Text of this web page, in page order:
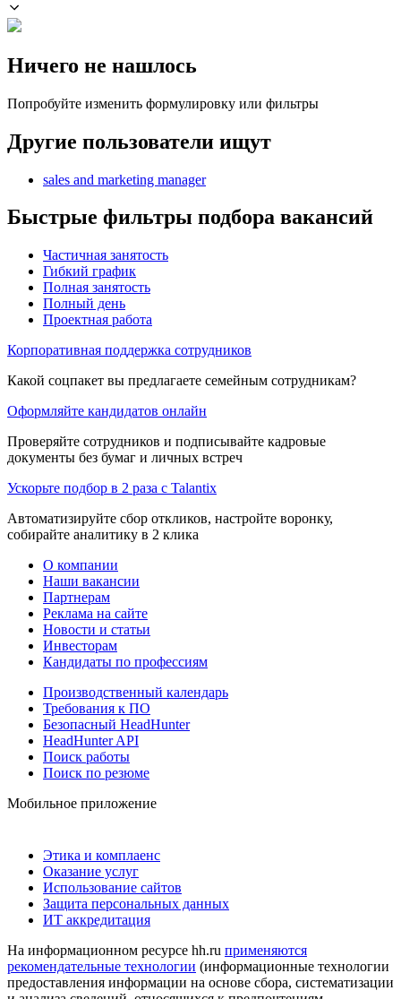
Ничего не нашлось
Попробуйте изменить формулировку или фильтры
Другие пользователи ищут
sales and marketing manager
Быстрые фильтры подбора вакансий
Частичная занятость
Гибкий график
Полная занятость
Полный день
Проектная работа
Корпоративная поддержка сотрудников
Какой соцпакет вы предлагаете семейным сотрудникам?
Оформляйте кандидатов онлайн
Проверяйте сотрудников и подписывайте кадровые
документы без бумаг и личных встреч
Ускорьте подбор в 2 раза с Talantix
Автоматизируйте сбор откликов, настройте воронку,
собирайте аналитику в 2 клика
О компании
Наши вакансии
Партнерам
Реклама на сайте
Новости и статьи
Инвесторам
Кандидаты по профессиям
Производственный календарь
Требования к ПО
Безопасный HeadHunter
HeadHunter API
Поиск работы
Поиск по резюме
Мобильное приложение
Этика и комплаенс
Оказание услуг
Использование сайтов
Защита персональных данных
ИТ аккредитация
На информационном ресурсе hh.ru применяются
рекомендательные технологии (информационные технологии
предоставления информации на основе сбора, систематизации